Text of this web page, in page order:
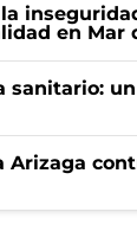
en Mar
sanitario:
Arizaga